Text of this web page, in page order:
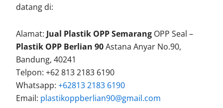
datang di:
Alamat: Jual Plastik OPP Semarang OPP Seal –
Plastik OPP Berlian 90Astana Anyar No.90,
Bandung, 40241
Telpon: +62 813 2183 6190
Whatsapp:+62813 2183 6190
Email: plastikoppberlian90@gmail.com